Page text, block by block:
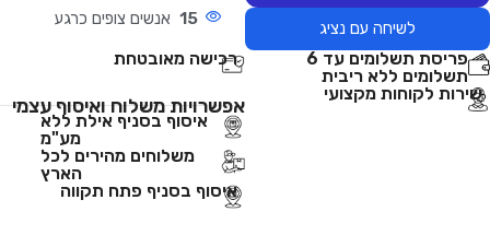
לשיחה עם נציג 15 אנשים צופים כרגע
פריסת תשלומים עד 6
תשלומים ללא ריבית
רכישה מאובטחת
שירות לקוחות מקצועי
אפשרויות משלוח ואיסוף עצמי
איסוף בסניף אילת ללא
מע"מ
משלוחים מהירים לכל
הארץ
איסוף בסניף פתח תקווה